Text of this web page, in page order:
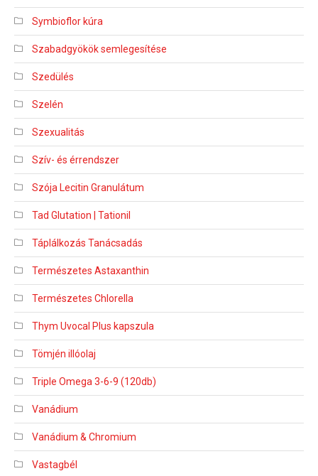
Symbioflor kúra
Szabadgyökök semlegesítése
Szedülés
Szelén
Szexualitás
Szív- és érrendszer
Szója Lecitin Granulátum
Tad Glutation | Tationil
Táplálkozás Tanácsadás
Természetes Astaxanthin
Természetes Chlorella
Thym Uvocal Plus kapszula
Tömjén illóolaj
Triple Omega 3-6-9 (120db)
Vanádium
Vanádium & Chromium
Vastagbél